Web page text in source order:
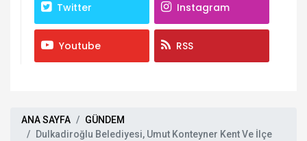
Twitter Instagram
Youtube RSS
ANA SAYFA
GÜNDEM
Dulkadiroğlu Belediyesi, Umut Konteyner Kent Ve İlçe